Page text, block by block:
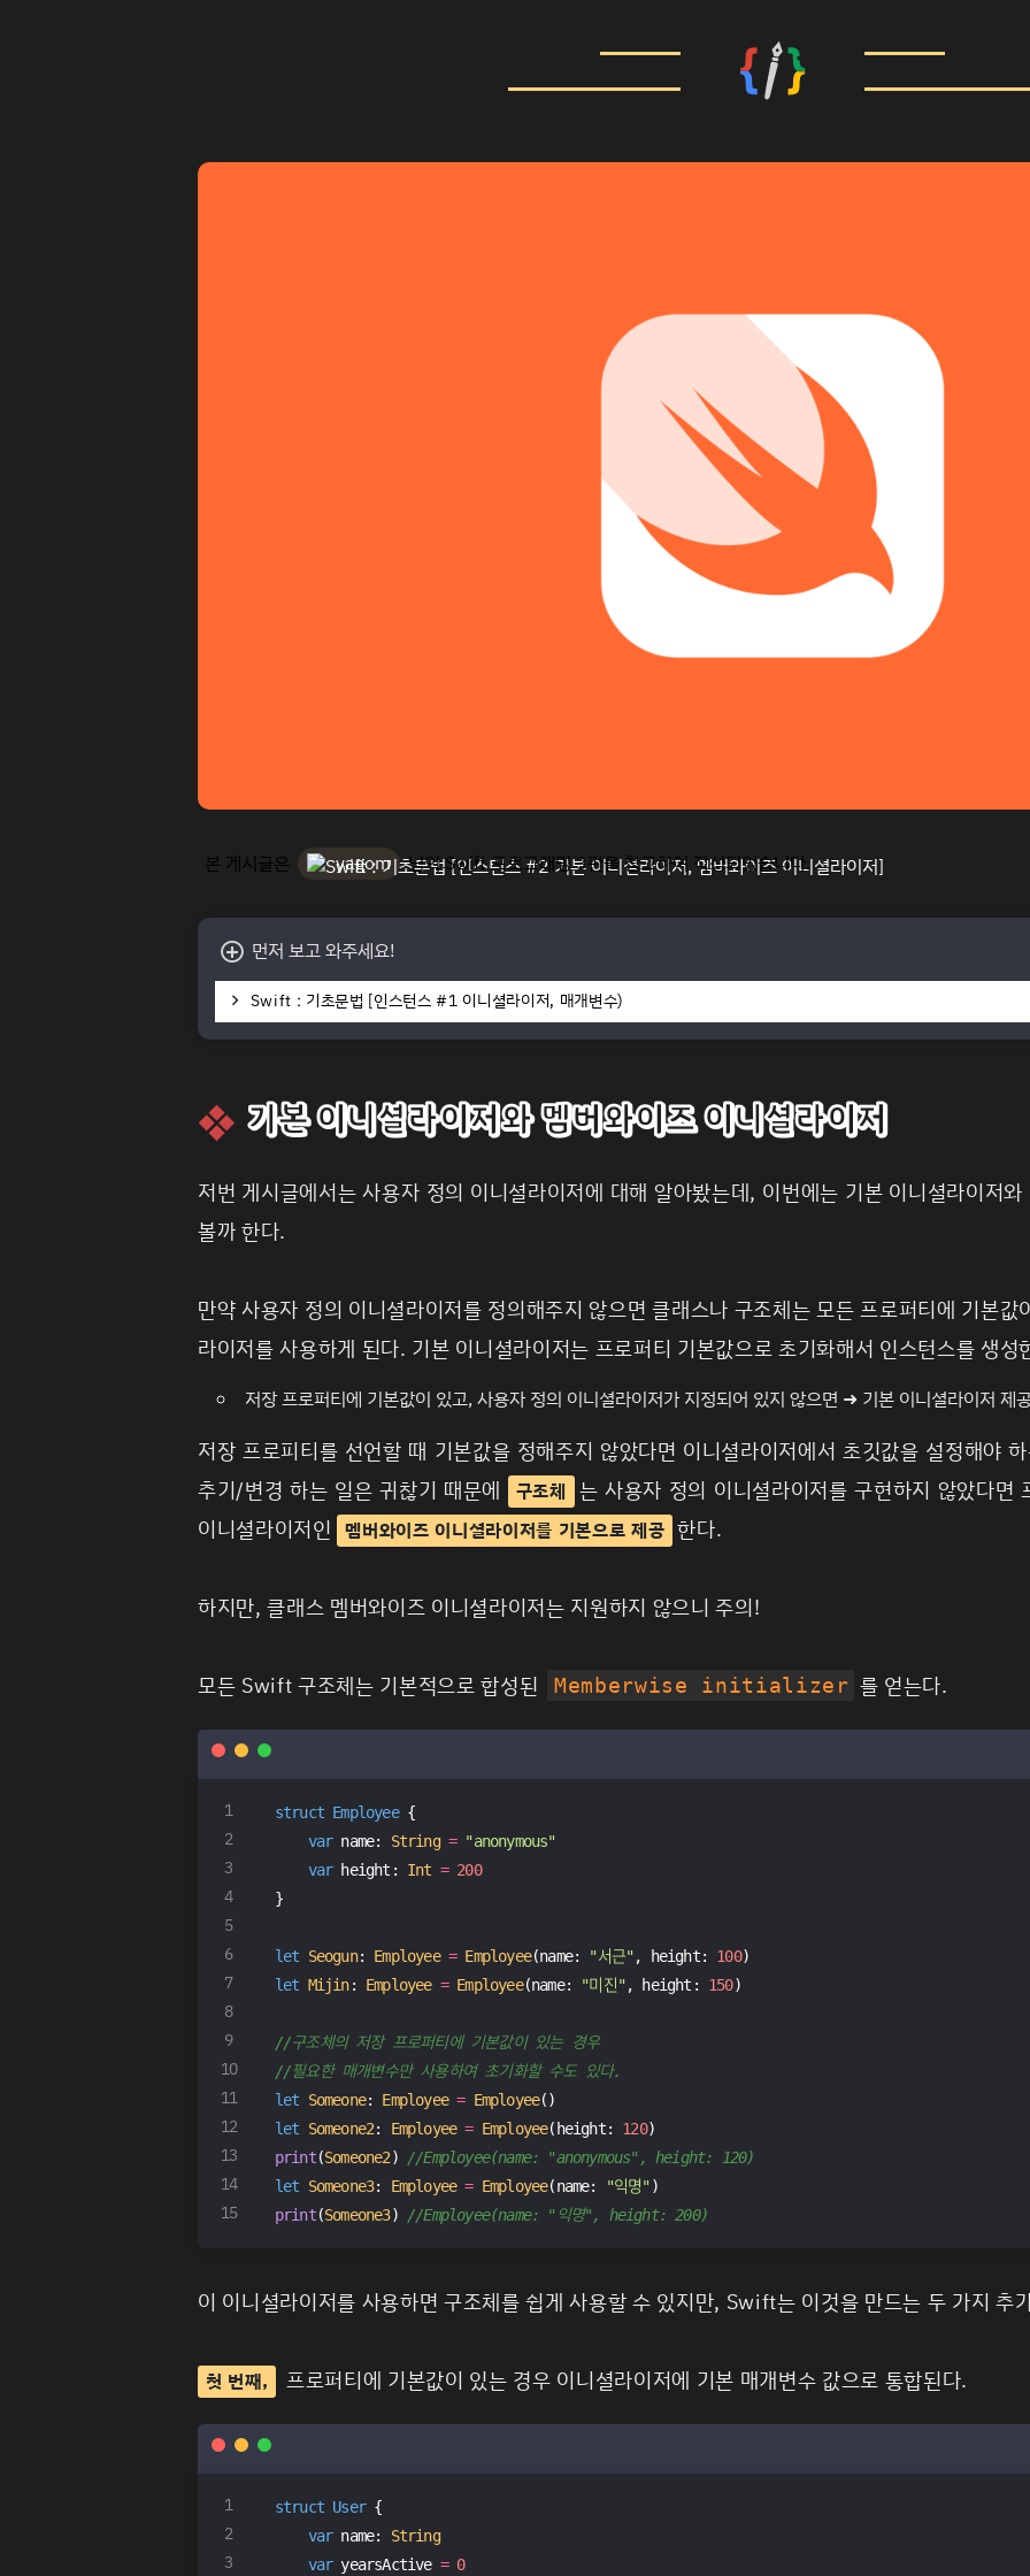
본 게시글은 yagom 님의 Swift 프로그래밍 3판을 참고하여 작성되었습니다.
먼저 보고 와주세요!
Swift : 기초문법 [인스턴스 #1 이니셜라이저, 매개변수)
기본 이니셜라이저와 멤버와이즈 이니셜라이저
저번 게시글에서는 사용자 정의 이니셜라이저에 대해 알아봤는데, 이번에는 기본 이니셜라이저
볼까 한다.
만약 사용자 정의 이니셜라이저를 정의해주지 않으면 클래스나 구조체는 모든 프로퍼티에 기본
라이저를 사용하게 된다. 기본 이니셜라이저는 프로퍼티 기본값으로 초기화해서 인스턴스를 생성
저장 프로퍼티에 기본값이 있고, 사용자 정의 이니셜라이저가 지정되어 있지 않으면 ➜ 기본 이니셜라이저 제
저장 프로피티를 선언할 때 기본값을 정해주지 않았다면 이니셜라이저에서 초깃값을 설정해야
추기/변경 하는 일은 귀찮기 때문에
구조체 는 사용자 정의 이니셜라이저를 구현하지 않았다면
이니셜라이저인 멤버와이즈 이니셜라이저를 기본으로 제공 한다.
하지만, 클래스 멤버와이즈 이니셜라이저는 지원하지 않으니 주의!
모든 Swift 구조체는 기본적으로 합성된 Memberwise initializer 를 얻는다.
struct Employee {
var name: String = "anonymous"
var height: Int = 200
}
let Seogun: Employee = Employee(name: "서근", height: 100)
let Mijin: Employee = Employee(name: "미진", height: 150)
//구조체의 저장 프로퍼티에 기본값이 있는 경우
//필요한 매개변수만 사용하여 초기화할 수도 있다.
let Someone: Employee = Employee()
let Someone2: Employee = Employee(height: 120)
print(Someone2)
//Employee(name: "anonymous", height: 120)
let Someone3: Employee = Employee(name: "익명")
print(Someone3) //Employee(name: "익명", height: 200)
이 이니셜라이저를 사용하면 구조체를 쉽게 사용할 수 있지만, Swift는 이것을 만드는 두 가지 추
첫 번째, 프로퍼티에 기본값이 있는 경우 이니셜라이저에 기본 매개변수 값으로 통합된다.
struct User {
var name: String
var yearsActive = 0